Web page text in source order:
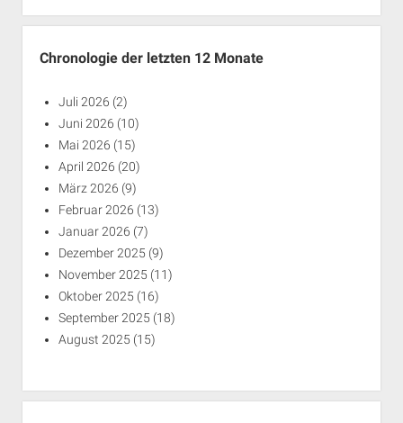
Chronologie der letzten 12 Monate
Juli 2026 (2)
Juni 2026 (10)
Mai 2026 (15)
April 2026 (20)
März 2026 (9)
Februar 2026 (13)
Januar 2026 (7)
Dezember 2025 (9)
November 2025 (11)
Oktober 2025 (16)
September 2025 (18)
August 2025 (15)